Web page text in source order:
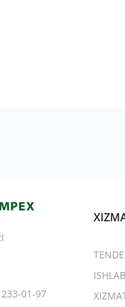
01-97